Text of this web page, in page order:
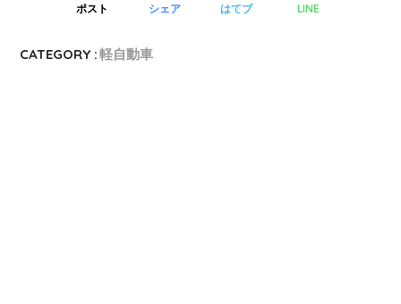
ポスト シェア はてブ LINE
CATEGORY :軽自動車